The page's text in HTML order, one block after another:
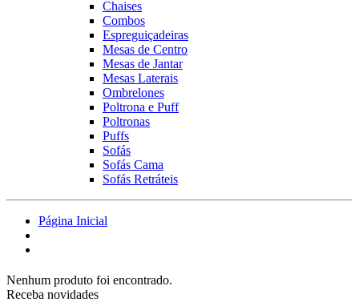
Chaises
Combos
Espreguiçadeiras
Mesas de Centro
Mesas de Jantar
Mesas Laterais
Ombrelones
Poltrona e Puff
Poltronas
Puffs
Sofás
Sofás Cama
Sofás Retráteis
Página Inicial
Nenhum produto foi encontrado.
Receba novidades